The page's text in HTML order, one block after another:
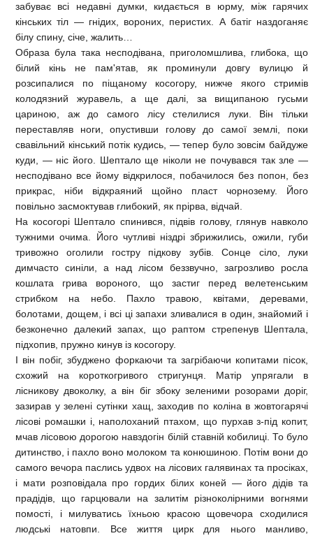
забуває всі недавні думки, кидається в юрму, між гарячих
кінських тіл — гнідих, вороних, перистих. А батіг наздоганяє
білу спину, січе, жалить…
Образа була така несподівана, приголомшлива, глибока, що
білий кінь не пам'ятав, як проминули довгу вулицю й
розсипалися по піщаному косогору, нижче якого стримів
колодязний журавель, а ще далі, за вищипаною гусьми
цариною, аж до самого лісу стелилися луки. Він тільки
переставляв ноги, опустивши голову до самої землі, поки
свавільний кінський потік кудись, — тепер було зовсім байдуже
куди, — ніс його. Шептало ще ніколи не почувався так зле —
несподівано все йому відкрилося, побачилося без попон, без
прикрас, ніби відкраяний щойно пласт чорнозему. Його
повільно засмоктував глибокий, як прірва, відчай.
На косогорі Шептало спинився, підвів голову, глянув навколо
тужними очима. Його чутливі ніздрі збрижились, ожили, губи
тривожно оголили гостру підкову зубів. Сонце сіло, луки
димчасто синіли, а над лісом беззвучно, загрозливо росла
кошлата грива вороного, що застиг перед велетенським
стрибком на небо. Пахло травою, квітами, деревами,
болотами, дощем, і всі ці запахи зливалися в один, знайомий і
безконечно далекий запах, що раптом стрепенув Шептала,
підхопив, пружно кинув із косогору.
І він побіг, збуджено форкаючи та загрібаючи копитами пісок,
схожий на короткогривого стригунця. Матір упрягали в
лісникову двоколку, а він біг збоку зеленими розорами доріг,
зазирав у зелені сутінки хащ, заходив по коліна в жовтогарячі
лісові ромашки і, наполоханий птахом, що пурхав з-під копит,
мчав лісовою дорогою навздогін білій ставній кобилиці. То було
дитинство, і пахло воно молоком та конюшиною. Потім вони до
самого вечора паслись удвох на лісових галявинах та просіках,
і мати розповідала про гордих білих коней — його дідів та
прадідів, що гарцювали на залитім різноколірними вогнями
помості, і милуватись їхньою красою щовечора сходилися
людські натовпи. Все життя цирк для нього манливо,